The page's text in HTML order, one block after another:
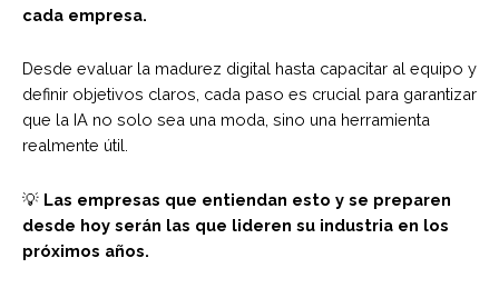
cada empresa.
Desde evaluar la madurez digital hasta capacitar al equipo y
definir objetivos claros, cada paso es crucial para garantizar
que la IA no solo sea una moda, sino una herramienta
realmente útil.
💡 Las empresas que entiendan esto y se preparen
desde hoy serán las que lideren su industria en los
próximos años.